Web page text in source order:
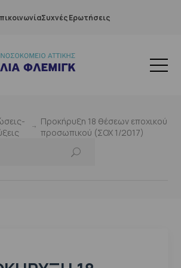
Συχνές Ερωτήσεις
Προκήρυξη 18 θέσεων εποχικού
προσωπικού (ΣΟΧ 1/2017)